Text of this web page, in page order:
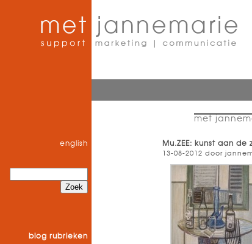
english
blog rubrieken
met
Mu.ZEE: kunst aan
13-08-2012 door